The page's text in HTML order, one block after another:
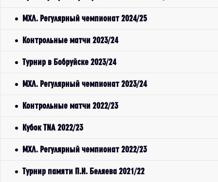
МХЛ. Регулярный чемпионат 2024/25
Контрольные матчи 2023/24
Турнир в Бобруйске 2023/24
МХЛ. Регулярный чемпионат 2023/24
Контрольные матчи 2022/23
Кубок TNA 2022/23
МХЛ. Регулярный чемпионат 2022/23
Турнир памяти П.И. Беляева 2021/22